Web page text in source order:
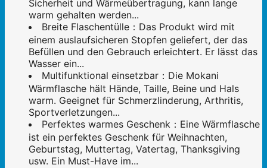
Sicherheit und Wärmeübertragung, kann lange
warm gehalten werden...
Breite Flaschentülle：Das Produkt wird mit
einem auslaufsicheren Stopfen geliefert, der das
Befüllen und den Gebrauch erleichtert. Er lässt das
Wasser ein...
Multifunktional einsetzbar：Die Mokani
Wärmflasche hält Hände, Taille, Beine und Hals
warm. Geeignet für Schmerzlinderung, Arthritis,
Sportverletzungen...
Perfektes warmes Geschenk：Eine Wärmflasche
ist ein perfektes Geschenk für Weihnachten,
Geburtstag, Muttertag, Vatertag, Thanksgiving
usw. Ein Must-Have im...